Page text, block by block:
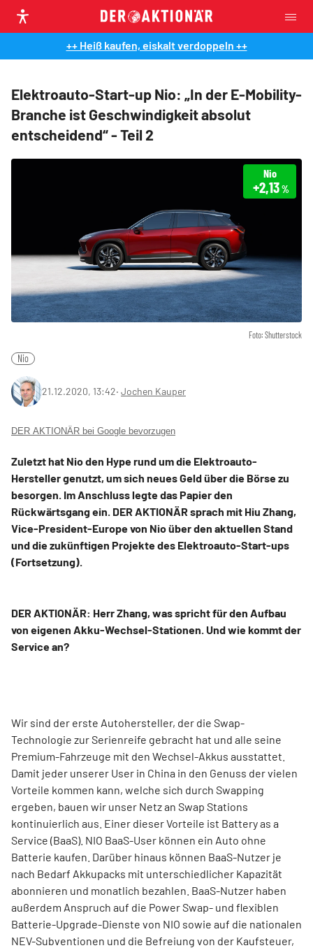
++ Heiß kaufen, eiskalt verdoppeln ++
Elektroauto-Start-up Nio: „In der E-Mobility-
Branche ist Geschwindigkeit absolut
entscheidend“ - Teil 2
Foto: Shutterstock
Nio
+2,13%
Nio
21.12.2020, 13:42‧ Jochen Kauper
DER AKTIONÄR bei Google bevorzugen
Zuletzt hat Nio den Hype rund um die Elektroauto-
Hersteller genutzt, um sich neues Geld über die Börse zu
besorgen. Im Anschluss legte das Papier den
Rückwärtsgang ein. DER AKTIONÄR sprach mit Hiu Zhang,
Vice-President-Europe von Nio über den aktuellen Stand
und die zukünftigen Projekte des Elektroauto-Start-ups
(Fortsetzung).
DER AKTIONÄR: Herr Zhang, was spricht für den Aufbau
von eigenen Akku-Wechsel-Stationen. Und wie kommt der
Service an?
Wir sind der erste Autohersteller, der die Swap-
Technologie zur Serienreife gebracht hat und alle seine
Premium-Fahrzeuge mit den Wechsel-Akkus ausstattet.
Damit jeder unserer User in China in den Genuss der vielen
Vorteile kommen kann, welche sich durch Swapping
ergeben, bauen wir unser Netz an Swap Stations
kontinuierlich aus. Einer dieser Vorteile ist Battery as a
Service (BaaS). NIO BaaS-User können ein Auto ohne
Batterie kaufen. Darüber hinaus können BaaS-Nutzer je
nach Bedarf Akkupacks mit unterschiedlicher Kapazität
abonnieren und monatlich bezahlen. BaaS-Nutzer haben
außerdem Anspruch auf die Power Swap- und flexiblen
Batterie-Upgrade-Dienste von NIO sowie auf die nationalen
NEV-Subventionen und die Befreiung von der Kaufsteuer,